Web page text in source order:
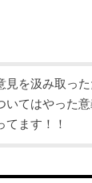
見を汲み取っ
いてはやった
てます！！